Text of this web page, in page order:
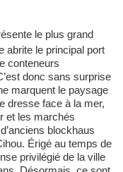
le plus grand
abrite le principal port
conteneurs
donc sans surprise
marquent le paysage
dresse face à la mer,
et les marchés
blockhaus
Érigé au temps de
privilégié de la ville